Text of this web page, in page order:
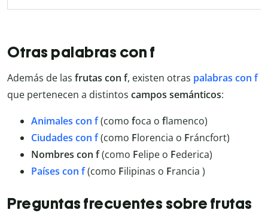
Otras palabras con f
Además de las frutas con f, existen otras palabras con f
que pertenecen a distintos campos semánticos:
Animales con f(como foca o flamenco)
Ciudades con f(como Florencia o Fráncfort)
Nombres con f(como Felipe o Federica)
Países con f(como Filipinas o Francia )
Preguntas frecuentes sobre frutas